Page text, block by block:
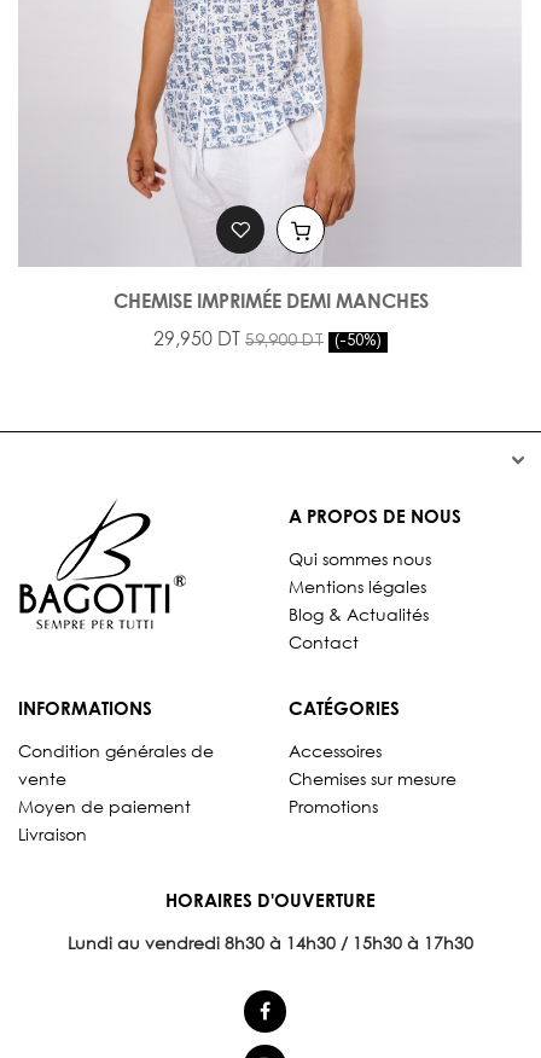
CHEMISE IMPRIMÉE DEMI MANCHES
29,950 DT 59,900 DT -50%


A PROPOS DE NOUS
Qui sommes nous
Mentions légales
Blog & Actualités
Contact
INFORMATIONS
Condition générales de
vente
Moyen de paiement
Livraison
CATÉGORIES
Accessoires
Chemises sur mesure
Promotions
HORAIRES D'OUVERTURE
Lundi au vendredi 8h30 à 14h30 / 15h30 à 17h30